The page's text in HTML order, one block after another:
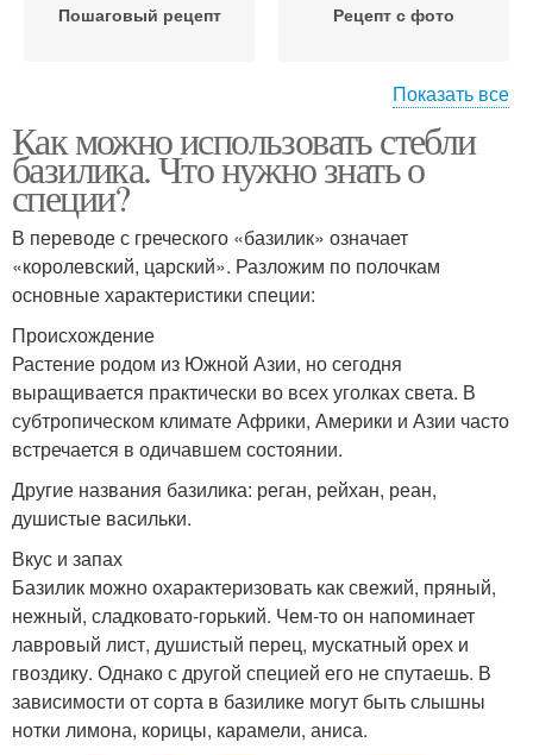
Пошаговый рецепт Рецепт с фото
Сушеный базилик
Базилик в домашних
условиях
Суп с базиликом Паста с базиликом
Салат с базиликом Блюда с базиликом
Болоньеза с базиликом
Бесценные рецепты Песто из базилика
Показать все
Как можно использовать стебли
базилика. Что нужно знать о
специи?
В переводе с греческого «базилик» означает
«королевский, царский». Разложим по полочкам
основные характеристики специи:
Происхождение
Растение родом из Южной Азии, но сегодня
выращивается практически во всех уголках света. В
субтропическом климате Африки, Америки и Азии часто
встречается в одичавшем состоянии.
Другие названия базилика: реган, рейхан, реан,
душистые васильки.
Вкус и запах
Базилик можно охарактеризовать как свежий, пряный,
нежный, сладковато-горький. Чем-то он напоминает
лавровый лист, душистый перец, мускатный орех и
гвоздику. Однако с другой специей его не спутаешь. В
зависимости от сорта в базилике могут быть слышны
нотки лимона, корицы, карамели, аниса.